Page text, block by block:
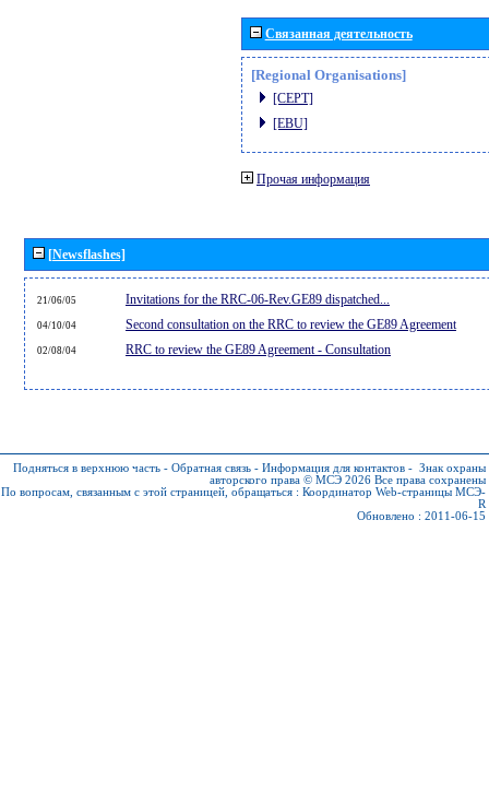
Связанная деятельность
[Regional Organisations]
[CEPT]
[EBU]
Прочая информация
[Newsflashes]
21/06/05 Invitations for the RRC-06-Rev.GE89 dispatched...
04/10/04 Second consultation on the RRC to review the GE89 Agreement
02/08/04 RRC to review the GE89 Agreement - Consultation
Подняться в верхнюю часть - Обратная связь - Информация для контактов - Знак охраны
авторского права © МСЭ 2026 Все права сохранены
По вопросам, связанным с этой страницей, обращаться : Координатор Web-страницы МСЭ-
R
Обновлено : 2011-06-15